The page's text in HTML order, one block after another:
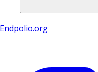
Endpolio.org